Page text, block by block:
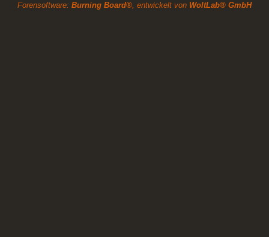
Forensoftware: Burning Board®, entwickelt von WoltLab® GmbH